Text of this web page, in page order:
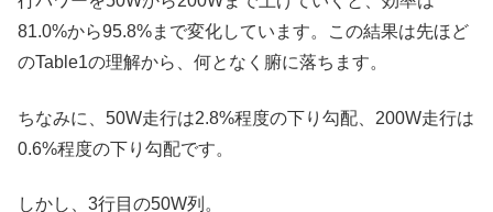
81.0%から95.8%まで変化しています。この結果は先ほど
のTable1の理解から、何となく腑に落ちます。
ちなみに、50W走行は2.8%程度の下り勾配、200W走行は
0.6%程度の下り勾配です。
しかし、3行目の50W列。